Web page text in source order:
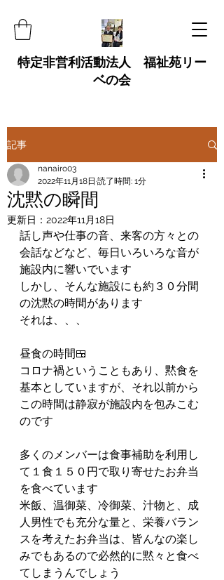
特定非営利活動法人 福祉苑リー
ベの会
記事
沈黙の瞬間
nanairo03
2022年11月18日 読了時間: 1分
更新日： 2022年11月18日
話し声や仕事の音、来客の方々との
会話などなど、毎日いろいろな音が
施設内に響いでいます
しかし、そんな施設にも約３０分間
の沈黙の時間があります
それは、、、
昼食の時間🍱
コロナ禍ということもあり、黙食を
基本としていますが、それ以前から
この時間は静寂が施設内を包みこむ
のです
多くのメンバーは食事補助を利用し
て１食１５０円で取り寄せたお弁当
を食べています
米飯、温御菜、冷御菜、汁物と、成
人男性でも充分な量と、栄養バラン
スを考えたお弁当は、皆んなの楽し
みでもあるので必然的に黙々と食べ
てしまうんでしょう